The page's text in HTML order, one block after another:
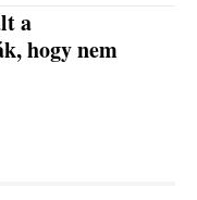
a
hogy nem